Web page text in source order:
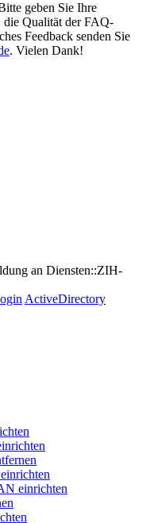
geben Sie Ihre
die Qualität der FAQ-
Feedback senden Sie
. Vielen Dank!
an Diensten::ZIH-
ActiveDirectory
einrichten